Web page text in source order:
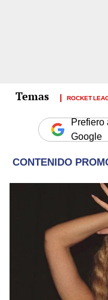
ROCKET
Prefiero
Google